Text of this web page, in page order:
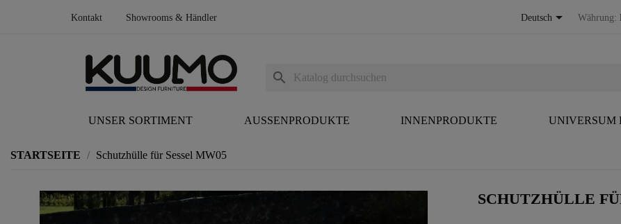
Kontakt Showrooms & Händler Deutsch Währung:
UNSER SORTIMENT AUSSENPRODUKTE INNENPRODUKTE UNIVERSUM
search
STARTSEITE Schutzhülle für Sessel MW05
SCHUTZHÜLLE